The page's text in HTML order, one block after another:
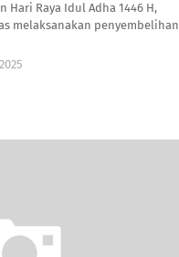
Hari Raya Idul Adha 1446 H,
melaksanakan penyembelihan